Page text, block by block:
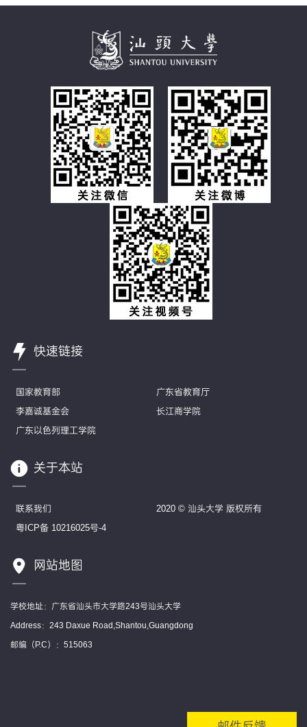
快速链接
国家教育部
广东省教育厅
李嘉诚基金会
长江商学院
广东以色列理工学院
关于本站
联系我们
2020 © 汕头大学 版权所有
粤ICP备 10216025号-4
网站地图
学校地址：广东省汕头市大学路243号汕头大学
Address：243 Daxue Road,Shantou,Guangdong
邮编（P.C）：515063